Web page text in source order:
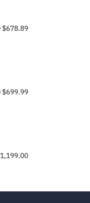
$678.89
$699.99